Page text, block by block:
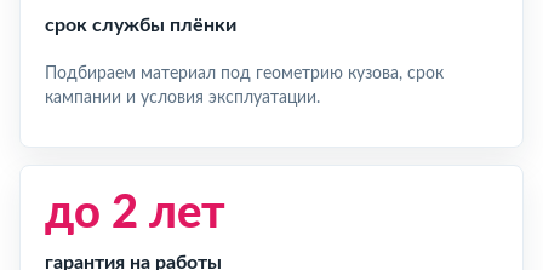
срок службы плёнки
Подбираем материал под геометрию кузова, срок
кампании и условия эксплуатации.
до 2 лет
гарантия на работы